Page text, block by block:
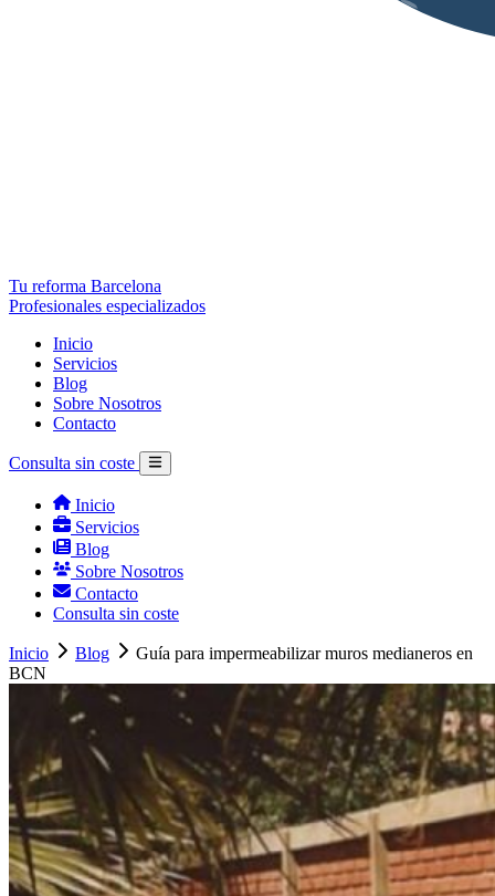
Tu reforma Barcelona
Profesionales especializados
Inicio
Servicios
Blog
Sobre Nosotros
Contacto
Consulta sin coste
Inicio
Servicios
Blog
Sobre Nosotros
Contacto
Consulta sin coste
Inicio Blog
Guía para impermeabilizar muros medianeros en
BCN